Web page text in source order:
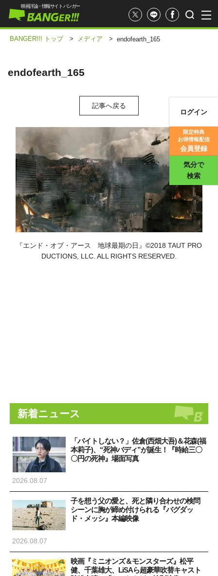
映画評価
映画評論・情報サイト バンガー
ログイン
限定特典
お得情報配信
会員登録
気分で
検索
BANGER!!! トップ > メディア > endofearth_165
endofearth_165
記事へ戻る
『エンド・オブ・アース 地球最期の日』©2018 TAUT PRO
DUCTIONS, LLC. ALL RIGHTS RESERVED.
新着ニュース
「バイトしない？」佐倉(西畑大吾)＆花森(福
本莉子)、“死神バディ”が誕生！『時給三〇
〇円の死神』場面写真
2026.08.07
子を想う父の愛と、死と隣り合わせの検問
シーンに胸が締め付けられる『バグダッ
ド・メッシ』本編映像
2026.08.07
映画『ミニオンズ＆モンスターズ』松平
健、千葉雄大、LiSAら超豪華吹替キャスト